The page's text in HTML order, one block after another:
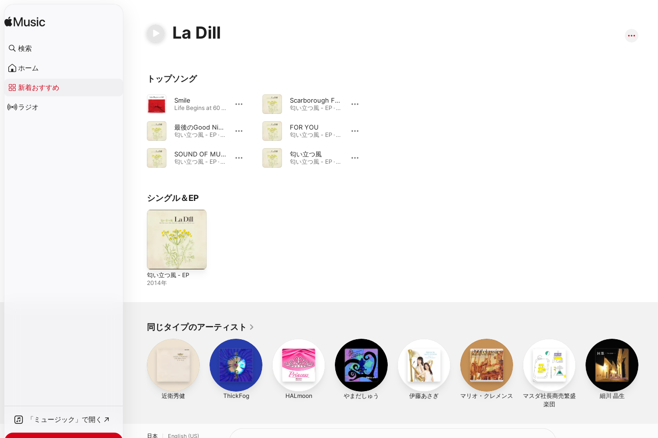
検索
ホーム
新着おすすめ
ラジオ
「ミュージック」で開く
La Dill
トップソング
Smile
Life Begins at 60 · 2018年
最後のGood Night
匂い立つ風 - EP · 2014年
SOUND OF MUSIC
匂い立つ風 - EP · 2014年
Scarborough Fair
匂い立つ風 - EP · 2014年
FOR YOU
匂い立つ風 - EP · 2014年
匂い立つ風
匂い立つ風 - EP · 2014年
シングル＆EP
匂い立つ風 - EP
2014年
同じタイプのアーティスト
近衛秀健 ThickFog HALmoon やまだしゅう 伊藤あさぎ マリオ・クレメンス
マスダ社長商売繁盛
楽団
細川 晶生
日本 English (US)